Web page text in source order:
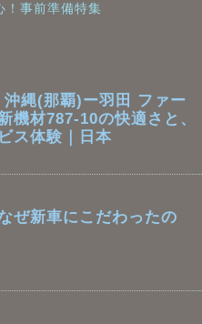
！事前準備特集
沖縄(那覇)ー羽田 ファー
機材787-10の快適さと、
ス体験｜日本
ぜ新車にこだわったの